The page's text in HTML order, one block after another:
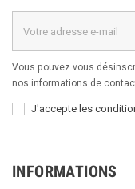
Vous pouvez vous
nos informations de
J'accepte les
INFORMATIONS